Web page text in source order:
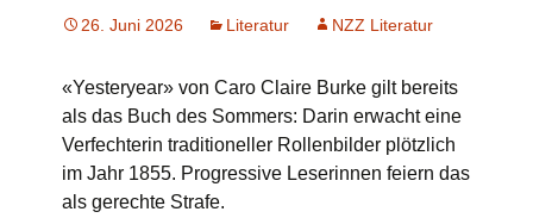
26. Juni 2026 Literatur NZZ Literatur
«Yesteryear» von Caro Claire Burke gilt bereits
als das Buch des Sommers: Darin erwacht eine
Verfechterin traditioneller Rollenbilder plötzlich
im Jahr 1855. Progressive Leserinnen feiern das
als gerechte Strafe.